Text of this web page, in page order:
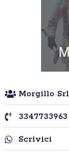
Morgillo Srl
3347733963
Scrivici